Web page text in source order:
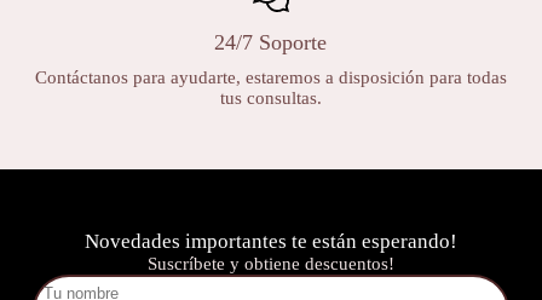
24/7 Soporte
Contáctanos para ayudarte, estaremos a disposición para todas
tus consultas.
Novedades importantes te están esperando!
Suscríbete y obtiene descuentos!